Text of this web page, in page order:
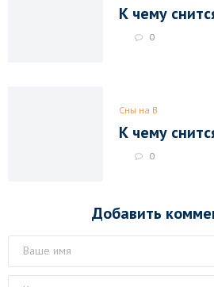
К чему
0
Сны на В
К чему
0
Добавить